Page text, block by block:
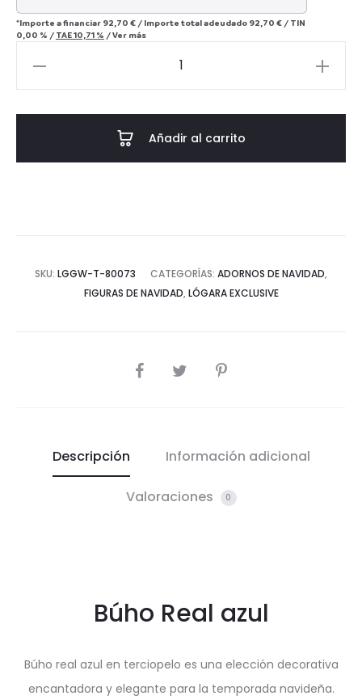
*Importe a financiar 92,70 € / Importe total adeudado 92,70 € / TIN
0,00 % / TAE10,71 % /Ver más
Añadir al carrito
SKU: LGGW-T-80073 CATEGORÍAS: ADORNOS DE NAVIDAD,
FIGURAS DE NAVIDAD, LÓGARA EXCLUSIVE
COMPARTIR
Descripción Información adicional
Valoraciones 0
Búho Real azul
Búho real azul en terciopelo es una elección decorativa
encantadora y elegante para la temporada navideña.